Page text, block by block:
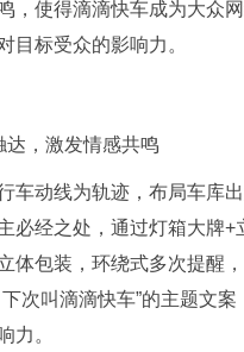
，使得滴滴快车成为大众
目标受众的影响力。
达，激发情感共鸣
车动线为轨迹，布局车库出
必经之处，通过灯箱大牌+
体包装，环绕式多次提醒
次叫滴滴快车”的主题文案
力。